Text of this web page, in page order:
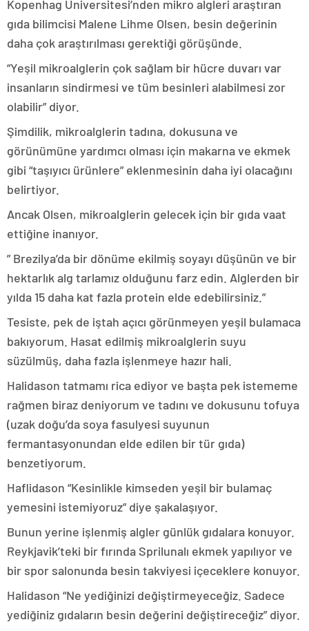
Kopenhag Üniversitesi’nden mikro algleri araştıran
gıda bilimcisi Malene Lihme Olsen, besin değerinin
daha çok araştırılması gerektiği görüşünde.
“Yeşil mikroalglerin çok sağlam bir hücre duvarı var
insanların sindirmesi ve tüm besinleri alabilmesi zor
olabilir” diyor.
Şimdilik, mikroalglerin tadına, dokusuna ve
görünümüne yardımcı olması için makarna ve ekmek
gibi “taşıyıcı ürünlere” eklenmesinin daha iyi olacağını
belirtiyor.
Ancak Olsen, mikroalglerin gelecek için bir gıda vaat
ettiğine inanıyor.
” Brezilya’da bir dönüme ekilmiş soyayı düşünün ve bir
hektarlık alg tarlamız olduğunu farz edin. Alglerden bir
yılda 15 daha kat fazla protein elde edebilirsiniz.”
Tesiste, pek de iştah açıcı görünmeyen yeşil bulamaca
bakıyorum. Hasat edilmiş mikroalglerin suyu
süzülmüş, daha fazla işlenmeye hazır hali.
Halidason tatmamı rica ediyor ve başta pek istememe
rağmen biraz deniyorum ve tadını ve dokusunu tofuya
(uzak doğu’da soya fasulyesi suyunun
fermantasyonundan elde edilen bir tür gıda)
benzetiyorum.
Haflidason “Kesinlikle kimseden yeşil bir bulamaç
yemesini istemiyoruz” diye şakalaşıyor.
Bunun yerine işlenmiş algler günlük gıdalara konuyor.
Reykjavik’teki bir fırında Sprilunalı ekmek yapılıyor ve
bir spor salonunda besin takviyesi içeceklere konuyor.
Halidason “Ne yediğinizi değiştirmeyeceğiz. Sadece
yediğiniz gıdaların besin değerini değiştireceğiz” diyor.